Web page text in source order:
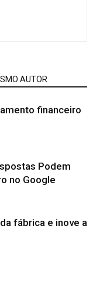
AUTOR
financeiro
Podem
no Google
fábrica e inove a